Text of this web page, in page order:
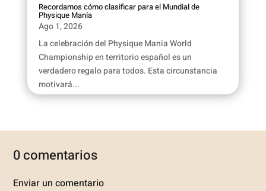
Recordamos cómo clasificar para el Mundial de
Physique Manía
Ago 1, 2026
La celebración del Physique Mania World
Championship en territorio español es un
verdadero regalo para todos. Esta circunstancia
motivará...
0 comentarios
Enviar un comentario